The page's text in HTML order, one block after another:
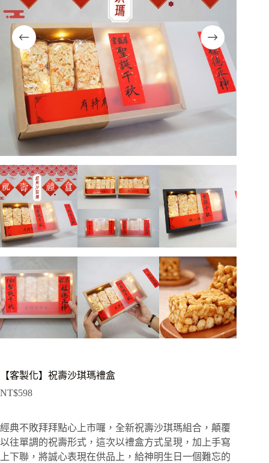
【客製化】祝壽沙琪瑪禮盒
NT$598
經典不敗拜拜點心上市囉，全新祝壽沙琪瑪組合，顛覆
以往單調的祝壽形式，這次以禮盒方式呈現，加上手寫
上下聯，將誠心表現在供品上，給神明生日一個難忘的